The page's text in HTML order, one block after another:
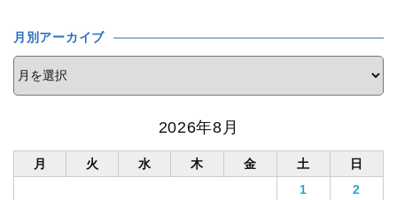
月別アーカイブ
2026年8月
月 火 水 木 金 土
日
1
2